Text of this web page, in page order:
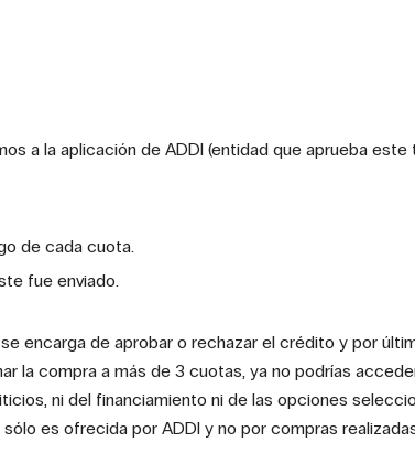
a la aplicación de ADDI (entidad que aprueba
de cada cuota.
fue enviado.
encarga de aprobar o rechazar el crédito y por
la compra a más de 3 cuotas, ya no podrías
ni del financiamiento ni de las opciones
es ofrecida por ADDI y no por compras